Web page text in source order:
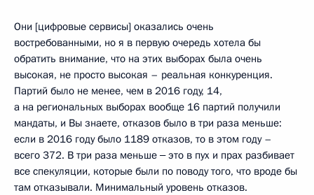
Они [цифровые сервисы] оказались очень
востребованными, но я в первую очередь хотела бы
обратить внимание, что на этих выборах была очень
высокая, не просто высокая – реальная конкуренция.
Партий было не менее, чем в 2016 году, 14,
а на региональных выборах вообще 16 партий получили
мандаты, и Вы знаете, отказов было в три раза меньше:
если в 2016 году было 1189 отказов, то в этом году –
всего 372. В три раза меньше ‒ это в пух и прах разбивает
все спекуляции, которые были по поводу того, что вроде бы
там отказывали. Минимальный уровень отказов.